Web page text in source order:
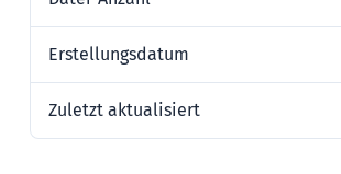
Erstellungsdatum
Zuletzt aktualisiert